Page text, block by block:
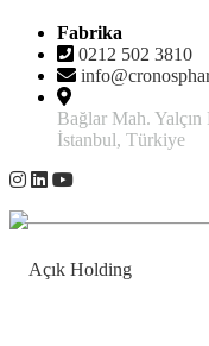
Fabrika
0212 502 3810
Bağlar Mah.
İstanbul, Türkiye